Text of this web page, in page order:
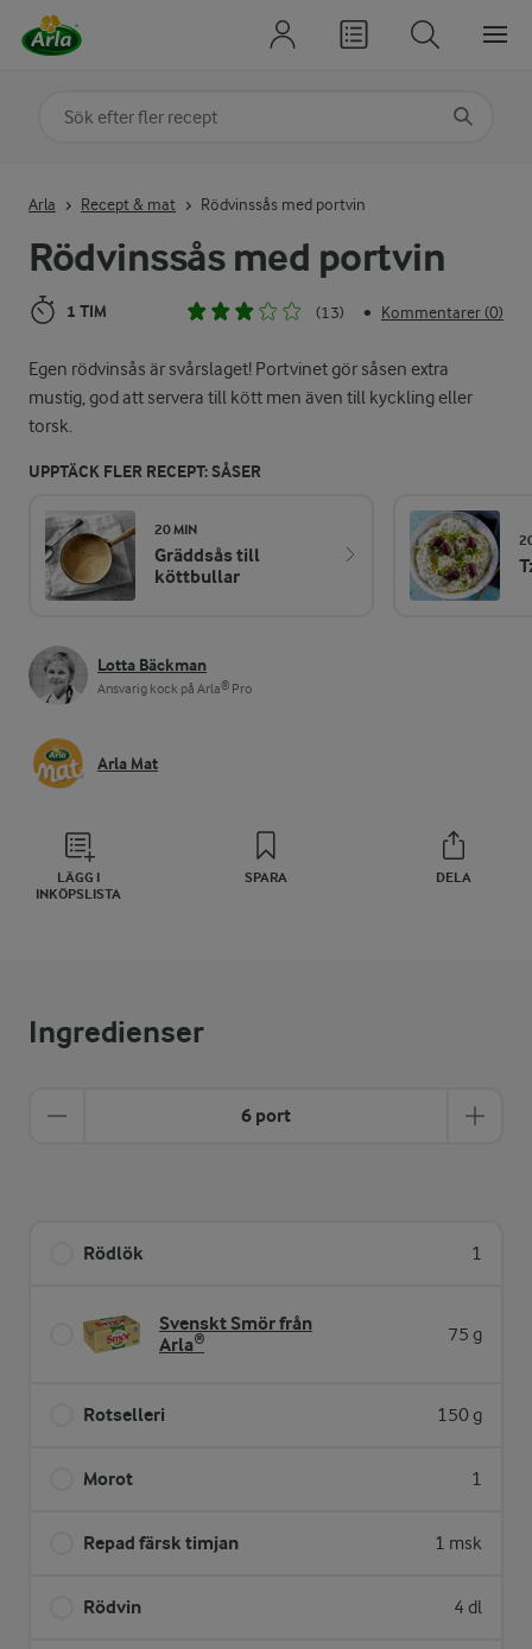
Rödvinssås med portvin
1 TIM (13) • Kommentarer (0)
Egen rödvinsås är svårslaget! Portvinet gör såsen extra
mustig, god att servera till kött men även till kyckling eller
torsk.
UPPTÄCK FLER RECEPT: SÅSER
20 MIN
Gräddsås till
köttbullar
Lotta Bäckman
Ansvarig kock på Arla® Pro
Arla Mat
LÄGG I
INKÖPSLISTA
SPARA DELA
Arla Recept & mat Rödvinssås med portvin
Ingredienser
6 port
Rödlök 1
Svenskt Smör från
Arla®
75 g
Rotselleri 150 g
Morot 1
Repad färsk timjan 1 msk
Rödvin 4 dl
Sök på kategori eller ingrediens